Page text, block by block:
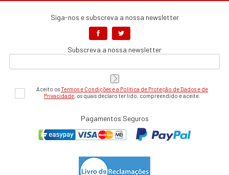
Siga-nos e subscreva a nossa newsletter
Subscreva a nossa newsletter
Aceito osTermos e Condições e a Política de Proteção de Dados e de
Privacidade, os quais declaro ter lido, compreendido e aceite.
Pagamentos Seguros